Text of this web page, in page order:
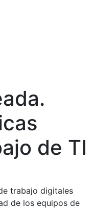
de TI
trabajo digitales
de los equipos de